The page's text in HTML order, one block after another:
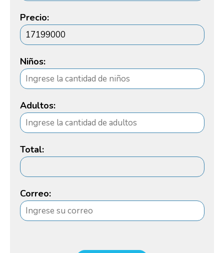
Precio:
Niños:
Adultos:
Total:
Correo: